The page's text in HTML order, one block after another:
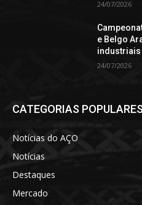
24/07/2026
e Belgo
industriais
24/07/2026
CATEGORIAS POPULARES
Notícias do AÇO
Notícias
Destaques
Mercado